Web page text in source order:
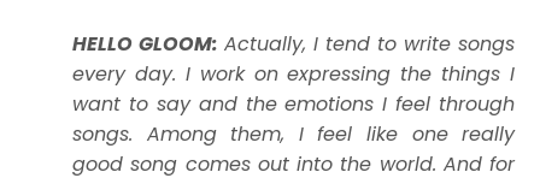
HELLO GLOOM:Actually, I tend to write songs
every day. I work on expressing the things I
want to say and the emotions I feel through
songs. Among them, I feel like one really
good song comes out into the world. And for